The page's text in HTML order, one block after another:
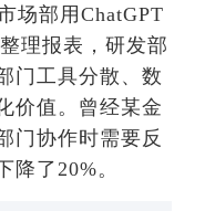
场部用ChatGPT
理报表，研发部
门工具分散、数
价值。曾经某金
门协作时需要反
降了20%。